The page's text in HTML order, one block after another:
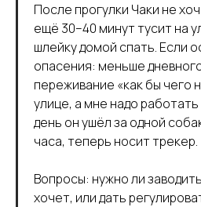
После прогулки Чаки не
ещё 30–40 минут тусит на
шлейку домой спать. Если
опасения: меньше
переживание «как бы чего
улице, а мне надо
день он ушёл за одной
часа, теперь носит трекер.
Вопросы: нужно ли
хочет, или дать